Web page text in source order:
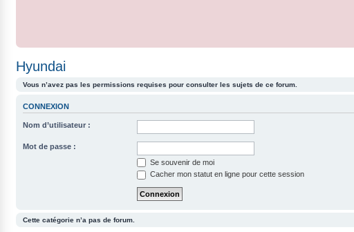
Hyundai
Vous n’avez pas les permissions requises pour consulter les sujets de ce forum.
CONNEXION
Nom d’utilisateur :
Mot de passe :
Se souvenir de moi
Cacher mon statut en ligne pour cette session
Cette catégorie n’a pas de forum.